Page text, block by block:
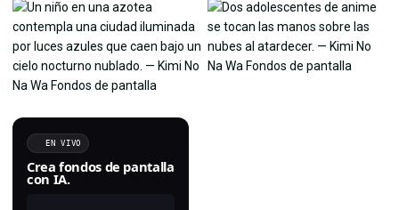
EN VIVO
Crea fondos de pantalla
con IA.